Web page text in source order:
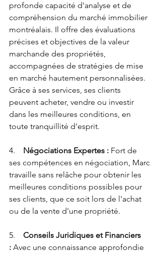
profonde capacité d'analyse et de
compréhension du marché immobilier
montréalais. Il offre des évaluations
précises et objectives de la valeur
marchande des propriétés,
accompagnées de stratégies de mise
en marché hautement personnalisées.
Grâce à ses services, ses clients
peuvent acheter, vendre ou investir
dans les meilleures conditions, en
toute tranquillité d'esprit.
4. Négociations Expertes : Fort de
ses compétences en négociation, Marc
travaille sans relâche pour obtenir les
meilleures conditions possibles pour
ses clients, que ce soit lors de l'achat
ou de la vente d'une propriété.
5. Conseils Juridiques et Financiers
: Avec une connaissance approfondie